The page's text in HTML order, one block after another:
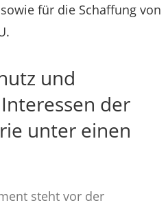
für die Schaffung von
und
der
unter einen
steht vor der